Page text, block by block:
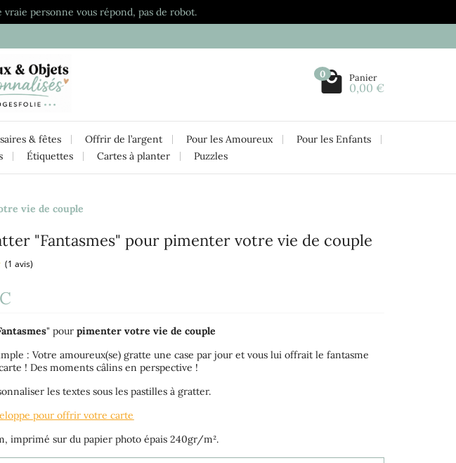
vraie personne vous répond, pas de robot.
0 Panier
0,00 €
& fêtes Offrir de l’argent Pour les Amoureux
Pour les Enfants
Étiquettes Cartes à planter Puzzles
vie de couple
"Fantasmes" pour pimenter votre vie de couple
" pourpimenter votre vie de couple
: Votre amoureux(se) gratte une case par jour et vous lui offrait le fantasme
! Des moments câlins en perspective !
les textes sous les pastilles à gratter.
pour offrir votre carte
imprimé sur du papier photo épais 240gr/m².